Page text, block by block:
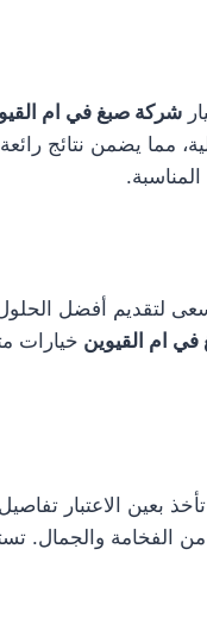
شركة صبغ في ام
مما يضمن نتائج
لتقديم أفضل الحلول
ام القيوين خيارات
بعين الاعتبار
الفخامة والجمال.